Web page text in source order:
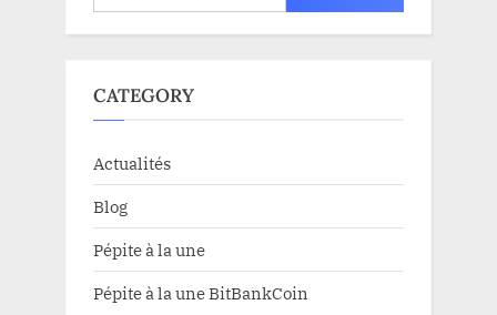
CATEGORY
Actualités
Blog
Pépite à la une
Pépite à la une BitBankCoin